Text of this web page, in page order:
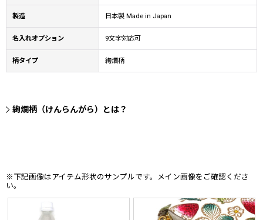
製造 日本製 Made in Japan
名入れオプション 9文字対応可
柄タイプ 絢爛柄
絢爛柄（けんらんがら）とは？
※下記画像はアイテム形状のサンプルです。メイン画像をご確認くださ
い。